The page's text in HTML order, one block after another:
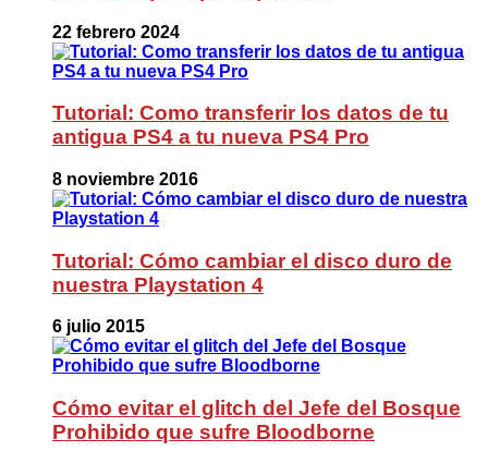
22 febrero 2024
Tutorial: Como transferir los datos de tu
antigua PS4 a tu nueva PS4 Pro
8 noviembre 2016
Tutorial: Cómo cambiar el disco duro de
nuestra Playstation 4
6 julio 2015
Cómo evitar el glitch del Jefe del Bosque
Prohibido que sufre Bloodborne